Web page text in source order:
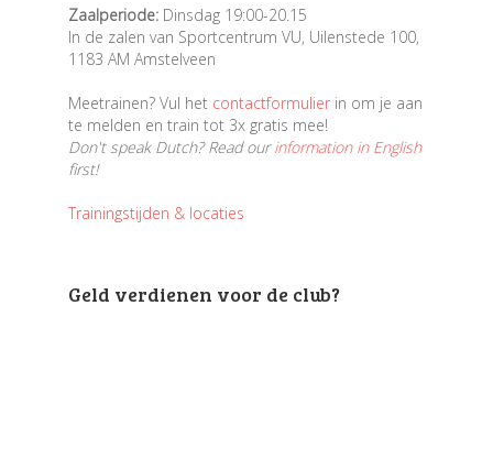
Zaalperiode:Dinsdag 19:00-20.15
In de zalen van Sportcentrum VU, Uilenstede 100,
1183 AM Amstelveen
Meetrainen? Vul het contactformulierin om je aan
te melden en train tot 3x gratis mee!
Don't speak Dutch? Read ourinformation in English
first!
Trainingstijden & locaties
Geld verdienen voor de club?